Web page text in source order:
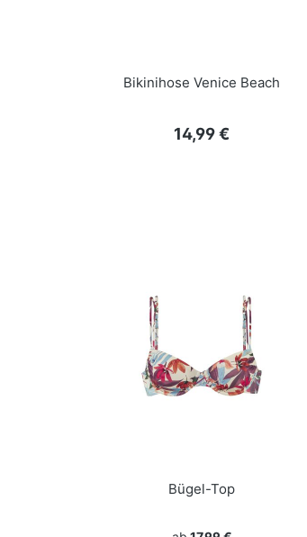
Bikinihose Venice Beach
Regulärer Preis:
14,99 €
Bügel-Top